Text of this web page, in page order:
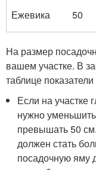
Ежевика
50
На размер
вашем участке. В
таблице
Если на участке
нужно
превышать 50
должен стать
посадочную яму